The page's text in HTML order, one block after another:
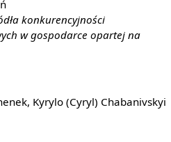
konkurencyjności
w gospodarce opartej na
Kyrylo (Cyryl) Chabanivskyi